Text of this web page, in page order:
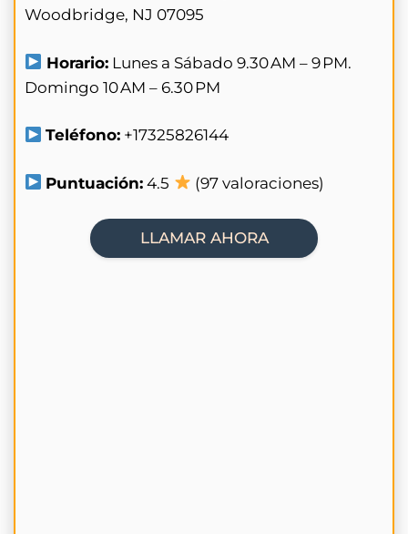
Woodbridge, NJ 07095
Horario: Lunes a Sábado 9.30 AM – 9 PM.
Domingo 10 AM – 6.30 PM
Teléfono: +17325826144
Puntuación: 4.5 (97 valoraciones)
LLAMAR AHORA